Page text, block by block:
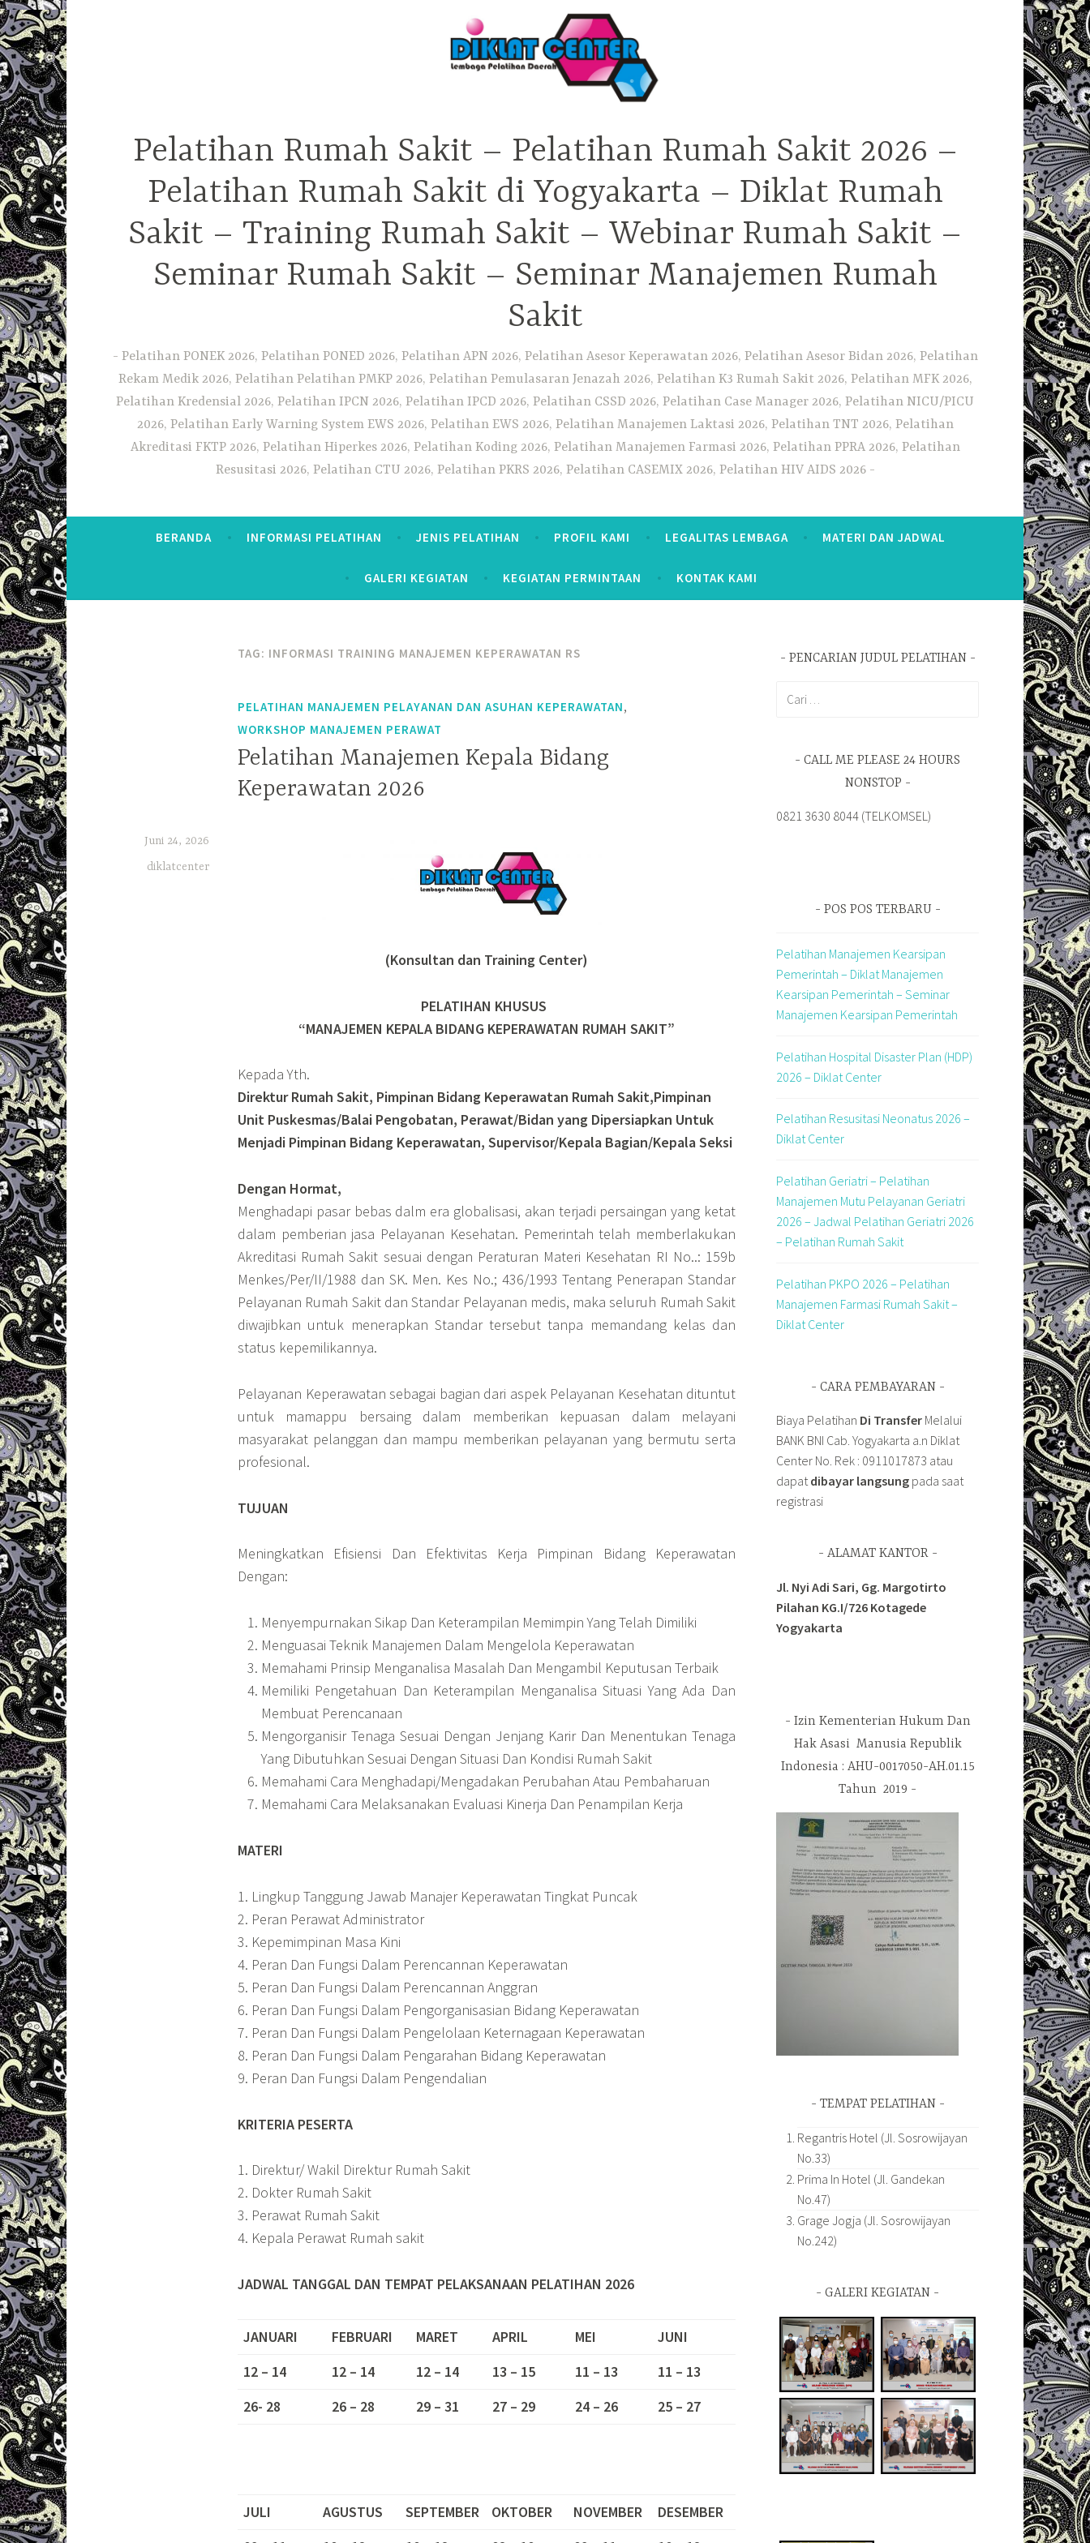
Pelatihan Rumah Sakit – Pelatihan Rumah Sakit 2026 –
Pelatihan Rumah Sakit di Yogyakarta – Diklat Rumah
Sakit – Training Rumah Sakit – Webinar Rumah Sakit –
Seminar Rumah Sakit – Seminar Manajemen Rumah
Sakit
Pelatihan PONEK 2026, Pelatihan PONED 2026, Pelatihan APN 2026, Pelatihan Asesor Keperawatan 2026, Pelatihan Asesor Bidan 2026, Pelatihan
Rekam Medik 2026, Pelatihan Pelatihan PMKP 2026, Pelatihan Pemulasaran Jenazah 2026, Pelatihan K3 Rumah Sakit 2026, Pelatihan MFK 2026,
Pelatihan Kredensial 2026, Pelatihan IPCN 2026, Pelatihan IPCD 2026, Pelatihan CSSD 2026, Pelatihan Case Manager 2026, Pelatihan NICU/PICU
2026, Pelatihan Early Warning System EWS 2026, Pelatihan EWS 2026, Pelatihan Manajemen Laktasi 2026, Pelatihan TNT 2026, Pelatihan
Akreditasi FKTP 2026, Pelatihan Hiperkes 2026, Pelatihan Koding 2026, Pelatihan Manajemen Farmasi 2026, Pelatihan PPRA 2026, Pelatihan
Resusitasi 2026, Pelatihan CTU 2026, Pelatihan PKRS 2026, Pelatihan CASEMIX 2026, Pelatihan HIV AIDS 2026
BERANDA INFORMASI PELATIHAN JENIS PELATIHAN PROFIL KAMI LEGALITAS LEMBAGA MATERI DAN JADWAL
GALERI KEGIATAN KEGIATAN PERMINTAAN KONTAK KAMI
TAG: INFORMASI TRAINING MANAJEMEN KEPERAWATAN RS
PELATIHAN MANAJEMEN PELAYANAN DAN ASUHAN KEPERAWATAN,
WORKSHOP MANAJEMEN PERAWAT
Pelatihan Manajemen Kepala Bidang
Keperawatan 2026
Juni 24, 2026
diklatcenter
(Konsultan dan Training Center)
PELATIHAN KHUSUS
“MANAJEMEN KEPALA BIDANG KEPERAWATAN RUMAH SAKIT”
Kepada Yth.
Direktur Rumah Sakit, Pimpinan Bidang Keperawatan Rumah Sakit,Pimpinan
Unit Puskesmas/Balai Pengobatan, Perawat/Bidan yang Dipersiapkan Untuk
Menjadi Pimpinan Bidang Keperawatan, Supervisor/Kepala Bagian/Kepala Seksi
Dengan Hormat,
Menghadapi pasar bebas dalm era globalisasi, akan terjadi persaingan yang ketat
dalam pemberian jasa Pelayanan Kesehatan. Pemerintah telah memberlakukan
Akreditasi Rumah Sakit sesuai dengan Peraturan Materi Kesehatan RI No..: 159b
Menkes/Per/II/1988 dan SK. Men. Kes No.; 436/1993 Tentang Penerapan Standar
Pelayanan Rumah Sakit dan Standar Pelayanan medis, maka seluruh Rumah Sakit
diwajibkan untuk menerapkan Standar tersebut tanpa memandang kelas dan
status kepemilikannya.
Pelayanan Keperawatan sebagai bagian dari aspek Pelayanan Kesehatan dituntut
untuk mamappu bersaing dalam memberikan kepuasan dalam melayani
masyarakat pelanggan dan mampu memberikan pelayanan yang bermutu serta
profesional.
TUJUAN
Meningkatkan Efisiensi Dan Efektivitas Kerja Pimpinan Bidang Keperawatan
Dengan:
Menyempurnakan Sikap Dan Keterampilan Memimpin Yang Telah Dimiliki
Menguasai Teknik Manajemen Dalam Mengelola Keperawatan
Memahami Prinsip Menganalisa Masalah Dan Mengambil Keputusan Terbaik
Memiliki Pengetahuan Dan Keterampilan Menganalisa Situasi Yang Ada Dan
Membuat Perencanaan
Mengorganisir Tenaga Sesuai Dengan Jenjang Karir Dan Menentukan Tenaga
Yang Dibutuhkan Sesuai Dengan Situasi Dan Kondisi Rumah Sakit
Memahami Cara Menghadapi/Mengadakan Perubahan Atau Pembaharuan
Memahami Cara Melaksanakan Evaluasi Kinerja Dan Penampilan Kerja
MATERI
1. Lingkup Tanggung Jawab Manajer Keperawatan Tingkat Puncak
2. Peran Perawat Administrator
3. Kepemimpinan Masa Kini
4. Peran Dan Fungsi Dalam Perencannan Keperawatan
5. Peran Dan Fungsi Dalam Perencannan Anggran
6. Peran Dan Fungsi Dalam Pengorganisasian Bidang Keperawatan
7. Peran Dan Fungsi Dalam Pengelolaan Keternagaan Keperawatan
8. Peran Dan Fungsi Dalam Pengarahan Bidang Keperawatan
9. Peran Dan Fungsi Dalam Pengendalian
KRITERIA PESERTA
1. Direktur/ Wakil Direktur Rumah Sakit
2. Dokter Rumah Sakit
3. Perawat Rumah Sakit
4. Kepala Perawat Rumah sakit
JADWAL TANGGAL DAN TEMPAT PELAKSANAAN PELATIHAN 2026
JANUARI FEBRUARI MARET APRIL MEI
JUNI
12 – 14
12 – 14 12 – 14 13 – 15 11 – 13
11 – 13
26- 28
26 – 28 29 – 31 27 – 29 24 – 26 25 – 27
JULI AGUSTUS SEPTEMBER OKTOBER NOVEMBER
DESEMBER
PENCARIAN JUDUL PELATIHAN
CALL ME PLEASE 24 HOURS
NONSTOP
0821 3630 8044 (TELKOMSEL)
POS POS TERBARU
Pelatihan Manajemen Kearsipan
Pemerintah – Diklat Manajemen
Kearsipan Pemerintah – Seminar
Manajemen Kearsipan Pemerintah
Pelatihan Hospital Disaster Plan (HDP)
2026 – Diklat Center
Pelatihan Resusitasi Neonatus 2026 –
Diklat Center
Pelatihan Geriatri – Pelatihan
Manajemen Mutu Pelayanan Geriatri
2026 – Jadwal Pelatihan Geriatri 2026
– Pelatihan Rumah Sakit
Pelatihan PKPO 2026 – Pelatihan
Manajemen Farmasi Rumah Sakit –
Diklat Center
CARA PEMBAYARAN
Biaya Pelatihan Di Transfer Melalui
BANK BNI Cab. Yogyakarta a.n Diklat
Center No. Rek : 0911017873 atau
dapatdibayar langsung pada saat
registrasi
ALAMAT KANTOR
Jl. Nyi Adi Sari, Gg. Margotirto
Pilahan KG.I/726 Kotagede
Yogyakarta
Izin Kementerian Hukum Dan
Hak Asasi Manusia Republik
Indonesia : AHU-0017050-AH.01.15
Tahun 2019
TEMPAT PELATIHAN
Regantris Hotel (Jl. Sosrowijayan
No.33)
Prima In Hotel (Jl. Gandekan
No.47)
Grage Jogja (Jl. Sosrowijayan
No.242)
GALERI KEGIATAN